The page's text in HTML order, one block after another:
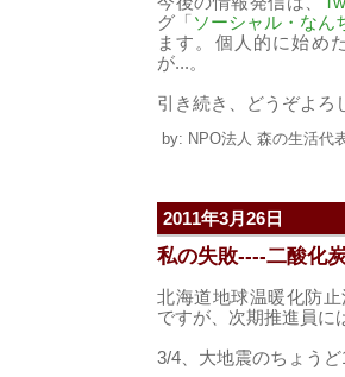
グ「 ソーシャル・なん
ます。個人的に始め
が...。
引き続き、どうぞよろ
by: NPO法人 森の生活代
2011年3月26日
私の失敗----二酸化
北海道地球温暖化防
ですが、次期推進員に
3/4、大地震のちょう